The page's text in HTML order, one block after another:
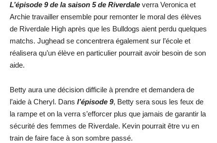
L’épisode 9 de la saison 5 de Riverdale verra Veronica et
Archie travailler ensemble pour remonter le moral des élèves
de Riverdale High après que les Bulldogs aient perdu quelques
matchs. Jughead se concentrera également sur l’école et
réalisera qu’un élève en particulier pourrait avoir besoin de son
aide.
Betty aura une décision difficile à prendre et demandera de
l’aide à Cheryl. Dans l’épisode 9, Betty sera sous les feux de
la rampe et on la verra s’efforcer plus que jamais de garantir la
sécurité des femmes de Riverdale. Kevin pourrait être vu en
train de faire face à son sombre passé.